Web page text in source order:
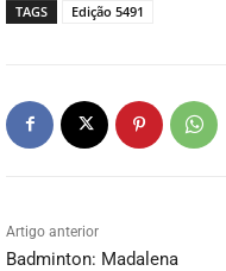
TAGS Edição 5491
Artigo anterior
Badminton: Madalena